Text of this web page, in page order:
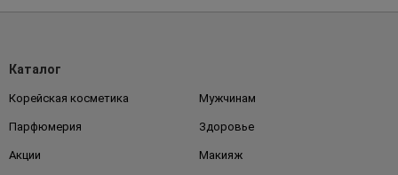
Каталог
Корейская косметика Мужчинам
Парфюмерия Здоровье
Акции Макияж